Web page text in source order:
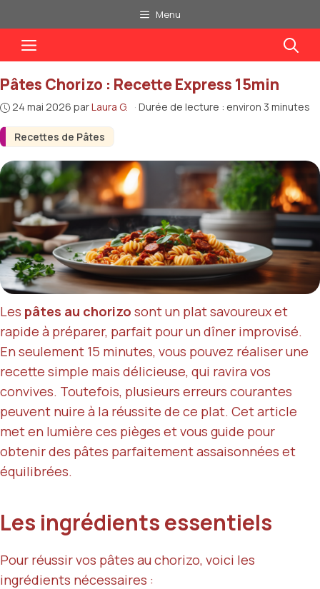
au
contenu
Menu
Menu
Recettes de Pâtes
Pâtes Chorizo : Recette Express 15min
24 mai 2026 parLaura G. · Durée de lecture : environ 3 minutes
Les pâtes au chorizo sont un plat savoureux et
rapide à préparer, parfait pour un dîner improvisé.
En seulement 15 minutes, vous pouvez réaliser une
recette simple mais délicieuse, qui ravira vos
convives. Toutefois, plusieurs erreurs courantes
peuvent nuire à la réussite de ce plat. Cet article
met en lumière ces pièges et vous guide pour
obtenir des pâtes parfaitement assaisonnées et
équilibrées.
Les ingrédients essentiels
Pour réussir vos pâtes au chorizo, voici les
ingrédients nécessaires :